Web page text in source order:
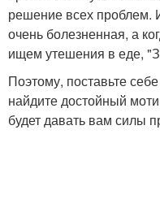
решение всех
очень болезненная, а
ищем утешения в еде,
Поэтому, поставьте
найдите достойный
будет давать вам силы